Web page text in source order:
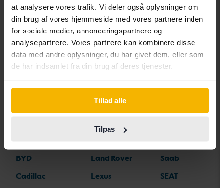
at analysere vores trafik. Vi deler også oplysninger om
din brug af vores hjemmeside med vores partnere inden
for sociale medier, annonceringspartnere og
analysepartnere. Vores partnere kan kombinere disse
data med andre oplysninger, du har givet dem, eller som
de har indsamlet fra din brug af deres tjenester.
Tillad alle
Tilpas
Bilmærker
Alfa Romeo
Aston Martin
BYD
Cadillac
Hyundai
Iveco
Jaguar
Land Rover
Lexus
Peugeot
Polestar
Saab
SEAT